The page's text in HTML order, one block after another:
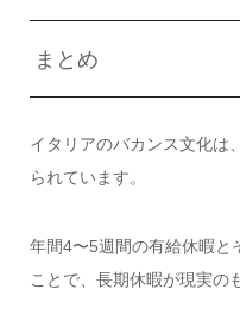
まとめ
イタリアのバカンス文化は
られています。
年間4〜5週間の有給休暇と
ことで、長期休暇が現実の